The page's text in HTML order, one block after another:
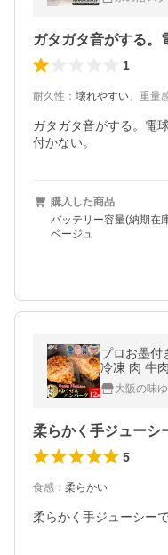
1
耐久性 ： 壊れやすい、 重量
ガタガタ音がする。電
付かない。
購入した商品
バッテリー容量(納期在
ベージュ
プロお墨付
冷凍 肉 牛
ーグ
和食品 爆買
大阪の味
5
食感 ： 柔らかい
柔らかく手ジューシー